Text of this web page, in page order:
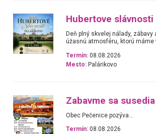
Hubertove slávnosti
Deň plný skvelej nálady, zábavy
úžasnú atmosféru, ktorú máme
Termín: 08.08.2026
Mesto: Palárikovo
Zabavme sa susedia
Obec Pečenice pozýva...
Termín: 08.08.2026